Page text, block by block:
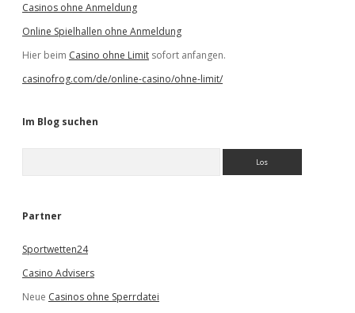
Casinos ohne Anmeldung
Online Spielhallen ohne Anmeldung
Hier beim Casino ohne Limit sofort anfangen.
casinofrog.com/de/online-casino/ohne-limit/
Im Blog suchen
e
Partner
Sportwetten24
Casino Advisers
Neue Casinos ohne Sperrdatei